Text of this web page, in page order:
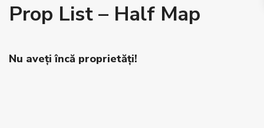
Prop List – Half Map
Nu aveți încă proprietăți!